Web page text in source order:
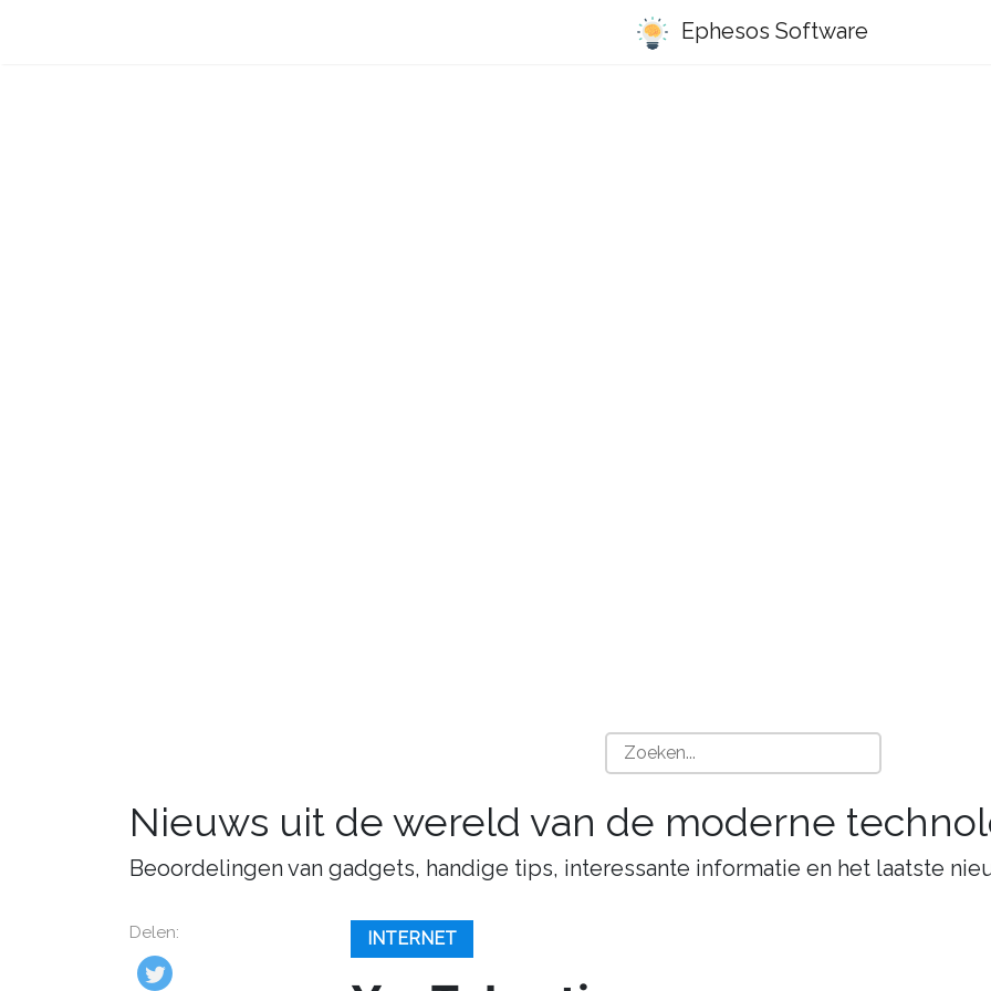
Ephesos Software
Nieuws uit de wereld van de moderne
Beoordelingen van gadgets, handige tips, interessante informatie en het laatste
Delen: INTERNET